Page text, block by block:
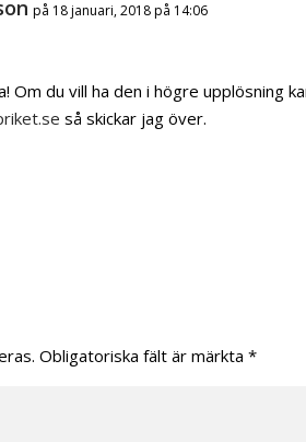
på 18 januari, 2018 på 14:06
Om du vill ha den i högre upplösning
så skickar jag över.
Obligatoriska fält är märkta*